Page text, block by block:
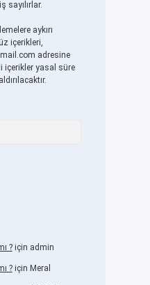
sayılırlar.
aykırı
içerikleri,
adresine
içerikler yasal süre
?için admin
?için Meral